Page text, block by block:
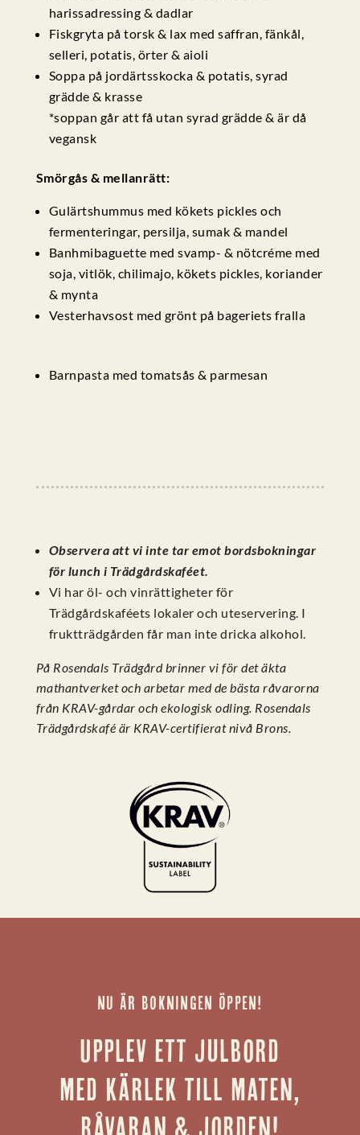
harissadressing & dadlar
Fiskgryta på torsk & lax med saffran, fänkål,
selleri, potatis, örter & aioli
Soppa på jordärtsskocka & potatis, syrad
grädde & krasse
*soppan går att få utan syrad grädde & är då
vegansk
Smörgås & mellanrätt:
Gulärtshummus med kökets pickles och
fermenteringar, persilja, sumak & mandel
Banhmibaguette med svamp- & nötcréme med
soja, vitlök, chilimajo, kökets pickles, koriander
& mynta
Vesterhavsost med grönt på bageriets fralla
Barnpasta med tomatsås & parmesan
Observera att vi inte tar emot bordsbokningar
för lunch i Trädgårdskaféet.
Vi har öl- och vinrättigheter för
Trädgårdskaféets lokaler och uteservering. I
fruktträdgården får man inte dricka alkohol.
På Rosendals Trädgård brinner vi för det äkta
mathantverket och arbetar med de bästa råvarorna
från KRAV-gårdar och ekologisk odling. Rosendals
Trädgårdskafé är KRAV-certifierat nivå Brons.
NU ÄR BOKNINGEN ÖPPEN!
Upplev ett julbord
med kärlek till maten,
råvaran & jorden!